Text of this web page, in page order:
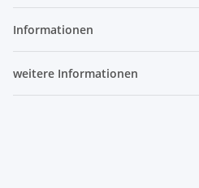
Informationen
weitere Informationen